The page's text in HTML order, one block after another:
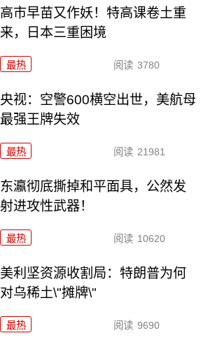
高市早苗又作妖！特高课卷土重
来，日本三重困境
最热 阅读 3780
央视：空警600横空出世，美航母
最强王牌失效
最热 阅读 21981
东瀛彻底撕掉和平面具，公然发
射进攻性武器！
最热 阅读 10620
美利坚资源收割局：特朗普为何
对乌稀土\"摊牌\"
最热 阅读 9690